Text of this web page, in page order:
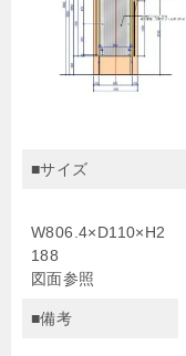
■サイズ
W806.4×D110×H2
188
図面参照
■備考